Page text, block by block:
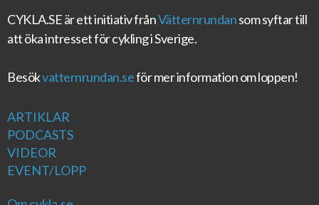
CYKLA.SEär ett initiativ frånVätternrundansom syftar till
att öka intresset för cykling i Sverige.
Besökvatternrundan.seför mer information om loppen!
ARTIKLAR
PODCASTS
VIDEOR
EVENT/LOPP